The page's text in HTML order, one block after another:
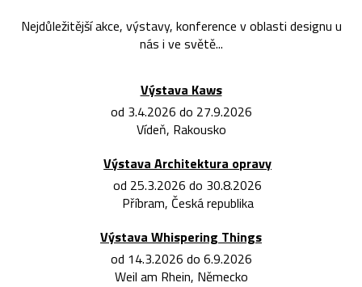
Nejdůležitější akce, výstavy, konference v oblasti designu u
nás i ve světě...
Výstava Kaws
od 3.4.2026 do 27.9.2026
Vídeň, Rakousko
Výstava Architektura opravy
od 25.3.2026 do 30.8.2026
Příbram, Česká republika
Výstava Whispering Things
od 14.3.2026 do 6.9.2026
Weil am Rhein, Německo